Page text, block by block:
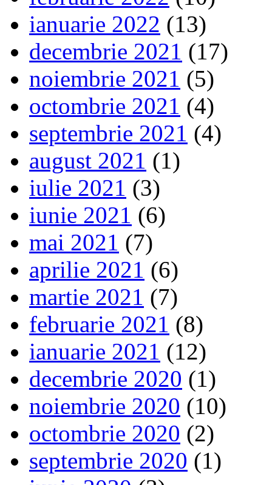
ianuarie 2022 (13)
decembrie 2021 (17)
noiembrie 2021 (5)
octombrie 2021 (4)
septembrie 2021 (4)
august 2021 (1)
iulie 2021 (3)
iunie 2021 (6)
mai 2021 (7)
aprilie 2021 (6)
martie 2021 (7)
februarie 2021 (8)
ianuarie 2021 (12)
decembrie 2020 (1)
noiembrie 2020 (10)
octombrie 2020 (2)
septembrie 2020 (1)